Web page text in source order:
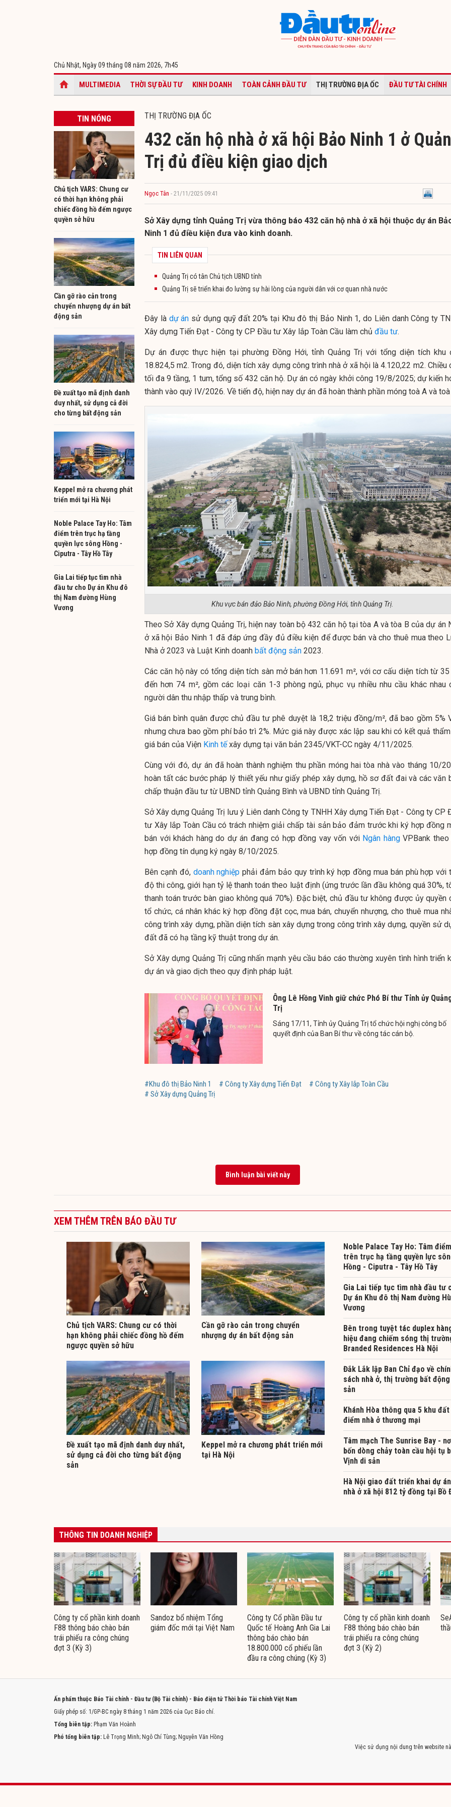
Chủ Nhật, Ngày 09 tháng 08 năm 2026, 7h45
MULTIMEDIA THỜI SỰ ĐẦU TƯ KINH DOANH TOÀN CẢNH ĐẦU TƯ THỊ TRƯỜNG ĐỊA ỐC ĐẦU TƯ TÀI CHÍNH
TIN NÓNG
Chủ tịch VARS: Chung cư
có thời hạn không phải
chiếc đồng hồ đếm ngược
quyền sở hữu
Cần gỡ rào cản trong
chuyển nhượng dự án bất
động sản
Đề xuất tạo mã định danh
duy nhất, sử dụng cả đời
cho từng bất động sản
Keppel mở ra chương phát
triển mới tại Hà Nội
Noble Palace Tay Ho: Tâm
điểm trên trục hạ tầng
quyền lực sông Hồng -
Ciputra - Tây Hồ Tây
Gia Lai tiếp tục tìm nhà
đầu tư cho Dự án Khu đô
thị Nam đường Hùng
Vương
THỊ TRƯỜNG ĐỊA ỐC
432 căn hộ nhà ở xã hội Bảo Ninh 1 ở
Trị đủ điều kiện giao dịch
Ngọc Tân - 21/11/2025 09:41
Sở Xây dựng tỉnh Quảng Trị vừa thông báo 432 căn hộ nhà ở xã hội thuộc dự án
Ninh 1 đủ điều kiện đưa vào kinh doanh.
TIN LIÊN QUAN
Quảng Trị có tân Chủ tịch UBND tỉnh
Quảng Trị sẽ triển khai đo lường sự hài lòng của người dân với cơ quan nhà nước
Đây là dự án sử dụng quỹ đất 20% tại Khu đô thị Bảo Ninh 1, do Liên danh Công ty
Xây dựng Tiến Đạt - Công ty CP Đầu tư Xây lắp Toàn Cầu làm chủ đầu tư.
Dự án được thực hiện tại phường Đồng Hới, tỉnh Quảng Trị với tổng diện tích khu
18.824,5 m2. Trong đó, diện tích xây dựng công trình nhà ở xã hội là 4.120,22 m2. Chiều
tối đa 9 tầng, 1 tum, tổng số 432 căn hộ. Dự án có ngày khởi công 19/8/2025; dự kiến
thành vào quý IV/2026. Về tiến độ, hiện nay dự án đã hoàn thành phần móng toà A và toà
Khu vực bán đảo Bảo Ninh, phường Đồng Hới, tỉnh Quảng Trị.
Theo Sở Xây dựng Quảng Trị, hiện nay toàn bộ 432 căn hộ tại tòa A và tòa B của dự án
ở xã hội Bảo Ninh 1 đã đáp ứng đầy đủ điều kiện để được bán và cho thuê mua theo
Nhà ở 2023 và Luật Kinh doanh bất động sản 2023.
Các căn hộ này có tổng diện tích sàn mở bán hơn 11.691 m², với cơ cấu diện tích từ 35
đến hơn 74 m², gồm các loại căn 1-3 phòng ngủ, phục vụ nhiều nhu cầu khác nhau
người dân thu nhập thấp và trung bình.
Giá bán bình quân được chủ đầu tư phê duyệt là 18,2 triệu đồng/m², đã bao gồm 5%
nhưng chưa bao gồm phí bảo trì 2%. Mức giá này được xác lập sau khi có kết quả
giá bán của Viện Kinh tếxây dựng tại văn bản 2345/VKT-CC ngày 4/11/2025.
Cùng với đó, dự án đã hoàn thành nghiệm thu phần móng hai tòa nhà vào tháng 10/
hoàn tất các bước pháp lý thiết yếu như giấy phép xây dựng, hồ sơ đất đai và các văn
chấp thuận đầu tư từ UBND tỉnh Quảng Bình và UBND tỉnh Quảng Trị.
Sở Xây dựng Quảng Trị lưu ý Liên danh Công ty TNHH Xây dựng Tiến Đạt - Công ty CP
tư Xây lắp Toàn Cầu có trách nhiệm giải chấp tài sản bảo đảm trước khi ký hợp đồng
bán với khách hàng do dự án đang có hợp đồng vay vốn với Ngân hàngVPBank theo
hợp đồng tín dụng ký ngày 8/10/2025.
Bên cạnh đó, doanh nghiệp phải đảm bảo quy trình ký hợp đồng mua bán phù hợp với
độ thi công, giới hạn tỷ lệ thanh toán theo luật định (ứng trước lần đầu không quá 30%,
thanh toán trước bàn giao không quá 70%). Đặc biệt, chủ đầu tư không được ủy quyền
tổ chức, cá nhân khác ký hợp đồng đặt cọc, mua bán, chuyển nhượng, cho thuê mua
công trình xây dựng, phần diện tích sàn xây dựng trong công trình xây dựng, quyền sử
đất đã có hạ tầng kỹ thuật trong dự án.
Sở Xây dựng Quảng Trị cũng nhấn mạnh yêu cầu báo cáo thường xuyên tình hình triển
dự án và giao dịch theo quy định pháp luật.
Ông Lê Hồng Vinh giữ chức Phó Bí thư Tỉnh ủy
Trị
Sáng 17/11, Tỉnh ủy Quảng Trị tổ chức hội nghị công bố
quyết định của Ban Bí thư về công tác cán bộ.
#Khu đô thị Bảo Ninh 1 # Công ty Xây dựng Tiến Đạt
# Công ty Xây lắp Toàn Cầu
# Sở Xây dựng Quảng Trị
Bình luận bài viết này
XEM THÊM TRÊN BÁO ĐẦU TƯ
Chủ tịch VARS: Chung cư có thời
hạn không phải chiếc đồng hồ đếm
ngược quyền sở hữu
Cần gỡ rào cản trong chuyển
nhượng dự án bất động sản
Đề xuất tạo mã định danh duy nhất,
sử dụng cả đời cho từng bất động
sản
Keppel mở ra chương phát triển mới
tại Hà Nội
Noble Palace Tay Ho: Tâm điểm
trên trục hạ tầng quyền lực
Hồng - Ciputra - Tây Hồ Tây
Gia Lai tiếp tục tìm nhà đầu tư
Dự án Khu đô thị Nam đường
Vương
Bên trong tuyệt tác duplex
hiệu đang chiếm sóng thị
Branded Residences Hà Nội
Đắk Lắk lập Ban Chỉ đạo về
sách nhà ở, thị trường bất động
sản
Khánh Hòa thông qua 5 khu
điểm nhà ở thương mại
Tâm mạch The Sunrise Bay -
bốn dòng chảy toàn cầu hội tụ
Vịnh di sản
Hà Nội giao đất triển khai dự án
nhà ở xã hội 812 tỷ đồng tại Bồ
THÔNG TIN DOANH NGHIỆP
Công ty cổ phần kinh doanh
F88 thông báo chào bán
trái phiếu ra công chúng
đợt 3 (Kỳ 3)
Sandoz bổ nhiệm Tổng
giám đốc mới tại Việt Nam
Công ty Cổ phần Đầu tư
Quốc tế Hoàng Anh Gia Lai
thông báo chào bán
18.800.000 cổ phiếu lần
đầu ra công chúng (Kỳ 3)
Công ty cổ phần kinh doanh
F88 thông báo chào bán
trái phiếu ra công chúng
đợt 3 (Kỳ 2)
Ấn phẩm thuộc Báo Tài chính - Đầu tư (Bộ Tài chính) - Báo điện tử Thời báo Tài chính Việt Nam
Giấy phép số: 1/GP-BC ngày 8 tháng 1 năm 2026 của Cục Báo chí.
Tổng biên tập: Phạm Văn Hoành
Phó tổng biên tập: Lê Trọng Minh; Ngô Chí Tùng; Nguyễn Văn Hồng
Việc sử dụng nội dung trên website